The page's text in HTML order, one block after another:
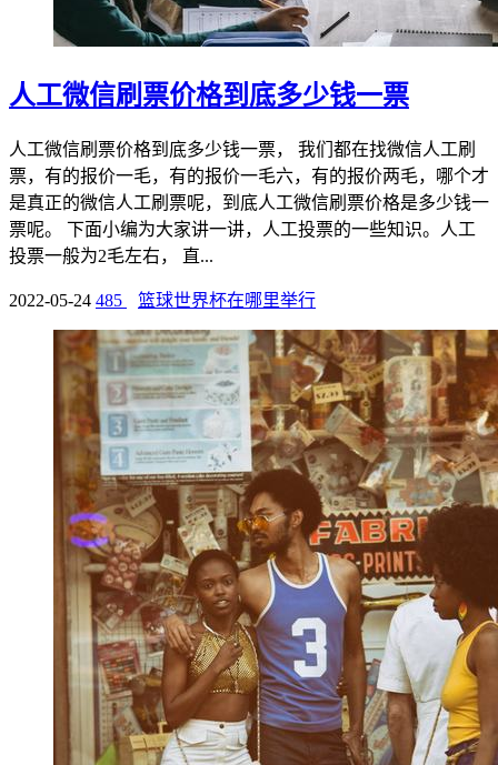
人工微信刷票价格到底多少钱一票
人工微信刷票价格到底多少钱一票， 我们都在找微信人工刷
票，有的报价一毛，有的报价一毛六，有的报价两毛，哪个才
是真正的微信人工刷票呢，到底人工微信刷票价格是多少钱一
票呢。 下面小编为大家讲一讲，人工投票的一些知识。人工
投票一般为2毛左右， 直...
2022-05-24 485 篮球世界杯在哪里举行